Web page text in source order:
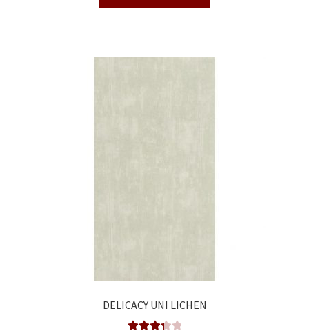
DELICACY UNI LICHEN